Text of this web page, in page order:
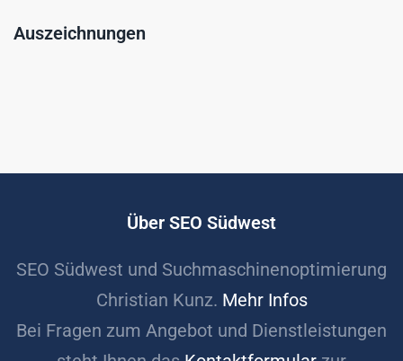
Auszeichnungen
Über SEO Südwest
SEO Südwest und Suchmaschinenoptimierung
Christian Kunz. Mehr Infos
Bei Fragen zum Angebot und Dienstleistungen